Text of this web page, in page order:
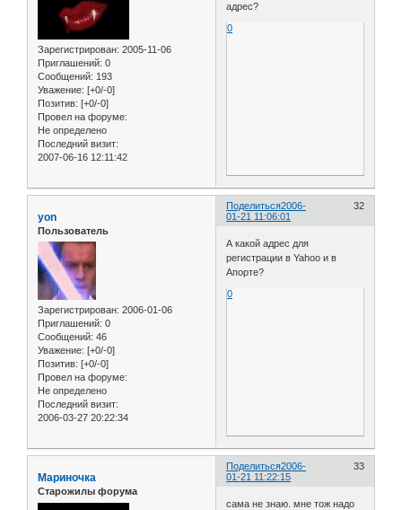
Зарегистрирован: 2005-11-06
Приглашений: 0
Сообщений: 193
Уважение: [+0/-0]
Позитив: [+0/-0]
Провел на форуме:
Не определено
Последний визит:
2007-06-16 12:11:42
адрес?
0
Поделиться 32
2006-
01-21 11:06:01
yon
Пользователь
Зарегистрирован: 2006-01-06
Приглашений: 0
Сообщений: 46
Уважение: [+0/-0]
Позитив: [+0/-0]
Провел на форуме:
Не определено
Последний визит:
2006-03-27 20:22:34
А какой адрес для
регистрации в Yahoo и в
Апорте?
0
Поделиться 33
2006-
01-21 11:22:15
Мариночка
Старожилы форума
сама не знаю. мне тож надо